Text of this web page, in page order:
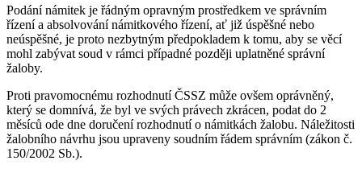
Podání námitek je řádným opravným prostředkem ve správním
řízení a absolvování námitkového řízení, ať již úspěšné nebo
neúspěšné, je proto nezbytným předpokladem k tomu, aby se věcí
mohl zabývat soud v rámci případné později uplatněné správní
žaloby.
Proti pravomocnému rozhodnutí ČSSZ může ovšem oprávněný,
který se domnívá, že byl ve svých právech zkrácen, podat do 2
měsíců ode dne doručení rozhodnutí o námitkách žalobu. Náležitosti
žalobního návrhu jsou upraveny soudním řádem správním (zákon č.
150/2002 Sb.).